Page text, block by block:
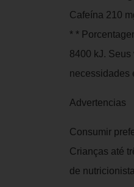
Cafeína 210
* *
8400 kJ.
necessidades
Advertencias
Consumir
Crianças até
de